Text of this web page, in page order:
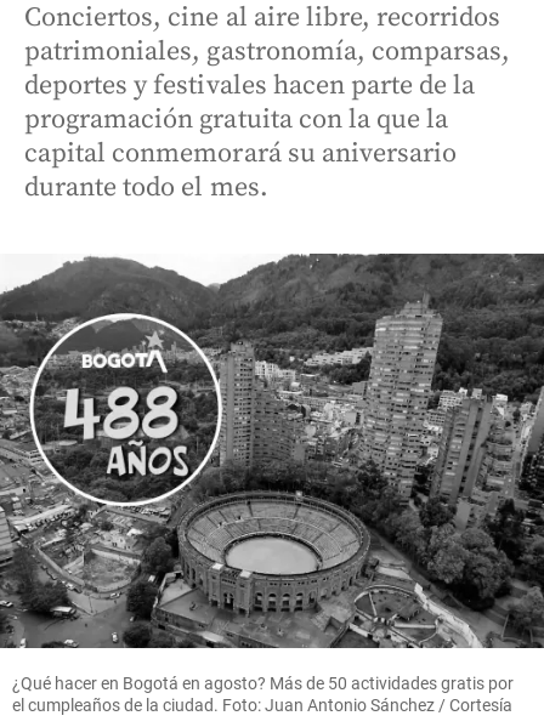
Conciertos, cine al aire libre, recorridos
patrimoniales, gastronomía, comparsas,
deportes y festivales hacen parte de la
programación gratuita con la que la
capital conmemorará su aniversario
durante todo el mes.
¿Qué hacer en Bogotá en agosto? Más de 50 actividades gratis por
el cumpleaños de la ciudad. Foto: Juan Antonio Sánchez / Cortesía